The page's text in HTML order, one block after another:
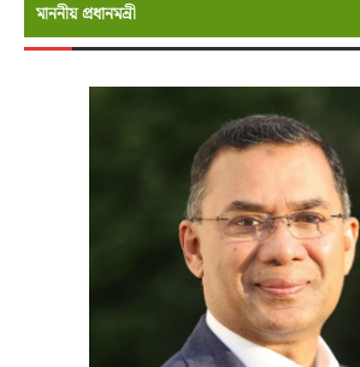
মাননীয় প্রধানমন্রী